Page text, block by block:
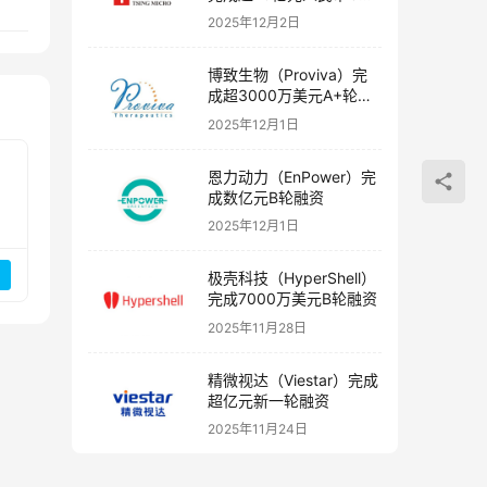
融资
2025年12月2日
博致生物（Proviva）完
成超3000万美元A+轮融
资
2025年12月1日
恩力动力（EnPower）完
成数亿元B轮融资
2025年12月1日
极壳科技（HyperShell）
完成7000万美元B轮融资
2025年11月28日
精微视达（Viestar）完成
超亿元新一轮融资
2025年11月24日